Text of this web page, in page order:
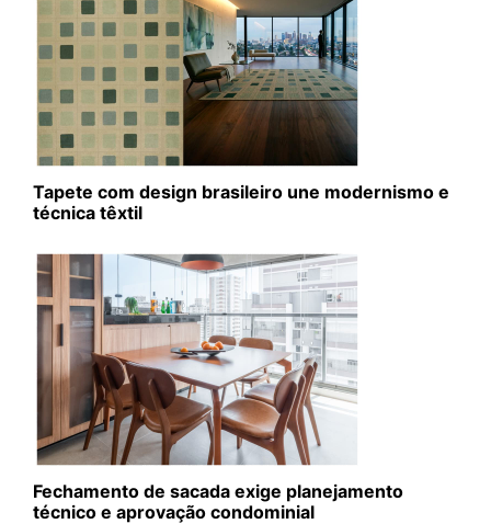
Tapete com design brasileiro une modernismo e
técnica têxtil
Fechamento de sacada exige planejamento
técnico e aprovação condominial